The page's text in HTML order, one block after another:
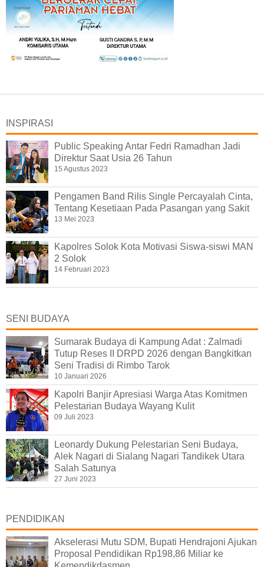
INSPIRASI
Public Speaking Antar Fedri Ramadhan Jadi
Direktur Saat Usia 26 Tahun
15 Agustus 2023
Pengamen Band Rilis Single Percayalah Cinta,
Tentang Kesetiaan Pada Pasangan yang Sakit
13 Mei 2023
Kapolres Solok Kota Motivasi Siswa-siswi MAN
2 Solok
14 Februari 2023
SENI BUDAYA
Sumarak Budaya di Kampung Adat : Zalmadi
Tutup Reses II DRPD 2026 dengan Bangkitkan
Seni Tradisi di Rimbo Tarok
10 Januari 2026
Kapolri Banjir Apresiasi Warga Atas Komitmen
Pelestarian Budaya Wayang Kulit
09 Juli 2023
Leonardy Dukung Pelestarian Seni Budaya,
Alek Nagari di Sialang Nagari Tandikek Utara
Salah Satunya
27 Juni 2023
PENDIDIKAN
Akselerasi Mutu SDM, Bupati Hendrajoni Ajukan
Proposal Pendidikan Rp198,86 Miliar ke